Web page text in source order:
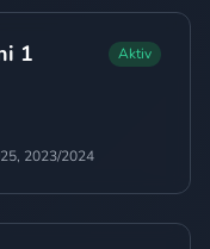
1 Aktiv
2023/2024